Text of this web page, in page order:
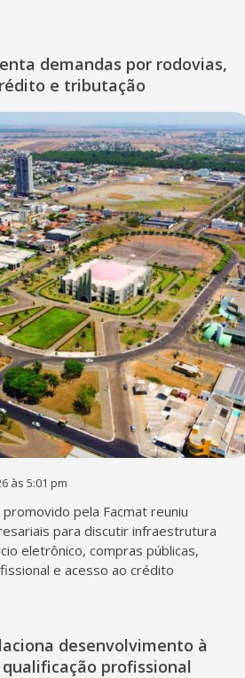
demandas por rodovias,
e tributação
às 5:01 pm
promovido pela Facmat reuniu
para discutir infraestrutura
eletrônico, compras públicas,
e acesso ao crédito
desenvolvimento à
profissional